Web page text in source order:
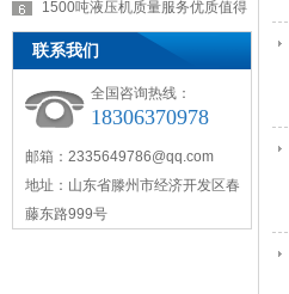
1500吨液压机质量服务优质值得
联系我们
全国咨询热线：
18306370978
邮箱：2335649786@qq.com
地址：山东省滕州市经济开发区春
藤东路999号